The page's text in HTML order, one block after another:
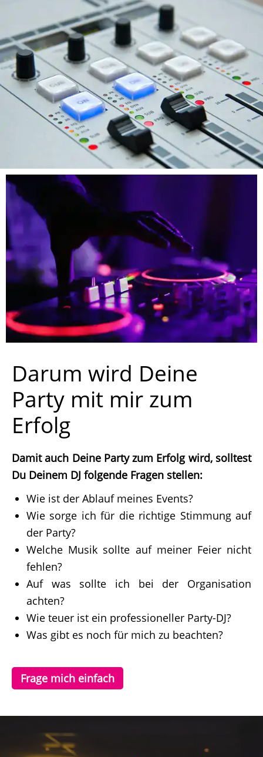
Darum wird Deine
Party mit mir zum
Erfolg
Damit auch Deine Party zum Erfolg wird, solltest
Du Deinem DJ folgende Fragen stellen:
Wie ist der Ablauf meines Events?
Wie sorge ich für die richtige Stimmung auf
der Party?
Welche Musik sollte auf meiner Feier nicht
fehlen?
Auf was sollte ich bei der Organisation
achten?
Wie teuer ist ein professioneller Party-DJ?
Was gibt es noch für mich zu beachten?
Frage mich einfach